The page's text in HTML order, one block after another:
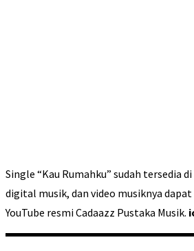
Single “Kau Rumahku” sudah tersedia
digital musik, dan video musiknya
YouTube resmi Cadaazz Pustaka Musik.